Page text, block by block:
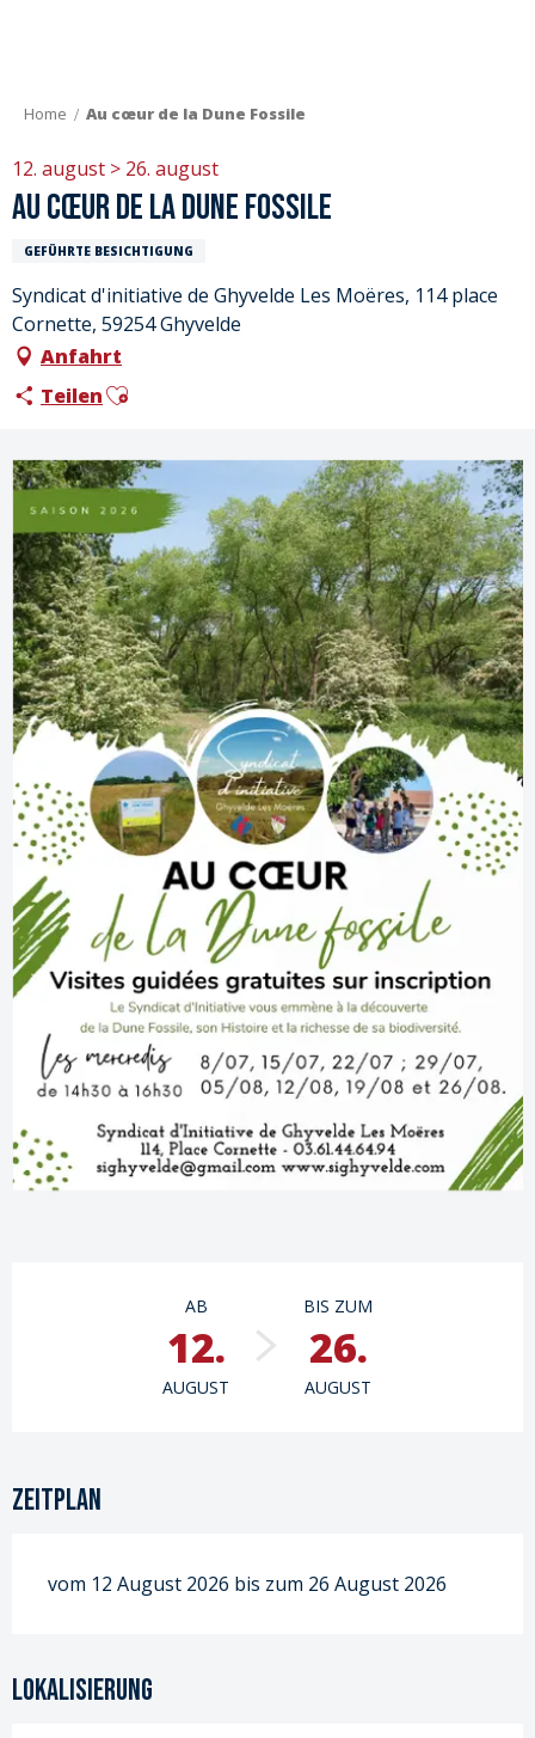
Home Au cœur de la Dune Fossile
12. august > 26. august
Au cœur de la Dune Fossile
GEFÜHRTE BESICHTIGUNG
Syndicat d'initiative de Ghyvelde Les Moëres, 114 place
Cornette, 59254 Ghyvelde
Anfahrt
TeilenAjouter aux favoris
Öffnungszeiten & Kontaktdaten
AB
12.
AUGUST
BIS ZUM
26.
AUGUST
Zeitplan
vom 12 August 2026 bis zum 26 August 2026
Lokalisierung